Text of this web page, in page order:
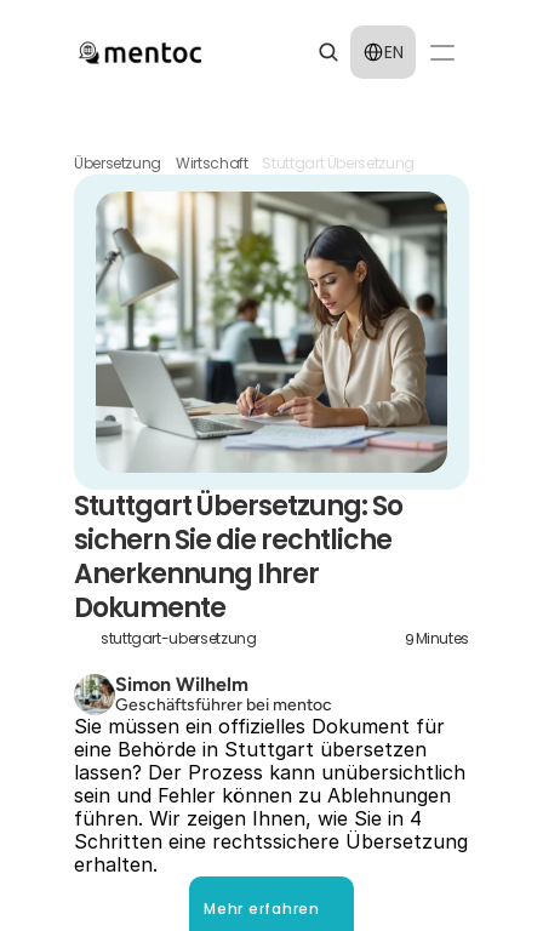
Select Language
EN
Übersetzung Wirtschaft Stuttgart Übersetzung
Stuttgart Übersetzung: So
sichern Sie die rechtliche
Anerkennung Ihrer
Dokumente
stuttgart-ubersetzung 9Minutes
Simon Wilhelm
Geschäftsführer bei mentoc
Sie müssen ein offizielles Dokument für
eine Behörde in Stuttgart übersetzen
lassen? Der Prozess kann unübersichtlich
sein und Fehler können zu Ablehnungen
führen. Wir zeigen Ihnen, wie Sie in 4
Schritten eine rechtssichere Übersetzung
erhalten.
Mehr erfahren